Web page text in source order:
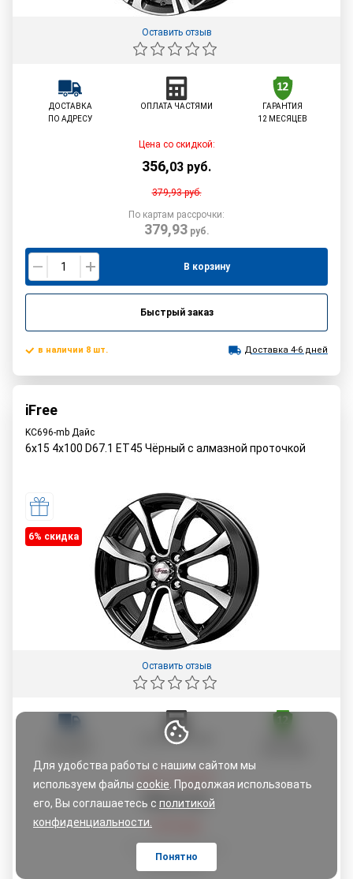
Для удобства работы с нашим сайтом мы
используем файлы cookie . Продолжая использовать
его, Вы соглашаетесь с политикой
конфиденциальности.
Понятно
Оставить отзыв
ДОСТАВКА
ПО АДРЕСУ
ОПЛАТА ЧАСТЯМИ
ГАРАНТИЯ
12 МЕСЯЦЕВ
Цена со скидкой:
356,03 руб.
379,93руб.
По картам рассрочки:
379,93руб.
В корзину
Быстрый заказ
в наличии 8 шт. Доставка 4-6 дней
iFree
KC696-mb Дайс
6x15 4x100 D67.1 ET45 Чёрный с алмазной проточкой
6% cкидка
Оставить отзыв
ОПЛАТА ЧАСТЯМИ
Цена со скидкой:
356,03руб.
379,93
По картам рассрочки:
379,93